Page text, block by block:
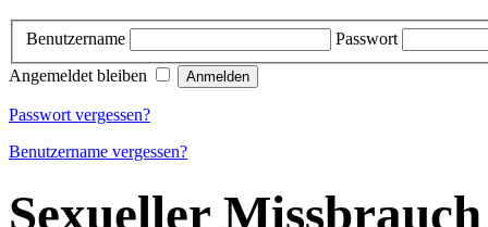
Benutzername
Passwort
Angemeldet bleiben
Passwort vergessen?
Benutzername vergessen?
Sexueller